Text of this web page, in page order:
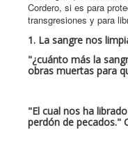
Cordero, si es para
transgresiones y para
1. La sangre nos
"¿cuánto más la
obras muertas para
"El cual nos ha
perdón de pecados."